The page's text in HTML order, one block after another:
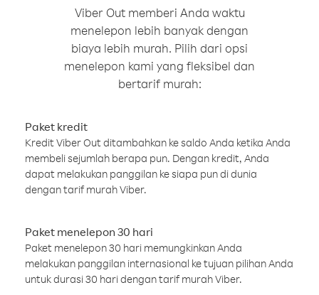
Viber Out memberi Anda waktu
menelepon lebih banyak dengan
biaya lebih murah. Pilih dari opsi
menelepon kami yang fleksibel dan
bertarif murah:
Paket kredit
Kredit Viber Out ditambahkan ke saldo Anda ketika Anda
membeli sejumlah berapa pun. Dengan kredit, Anda
dapat melakukan panggilan ke siapa pun di dunia
dengan tarif murah Viber.
Paket menelepon 30 hari
Paket menelepon 30 hari memungkinkan Anda
melakukan panggilan internasional ke tujuan pilihan Anda
untuk durasi 30 hari dengan tarif murah Viber.